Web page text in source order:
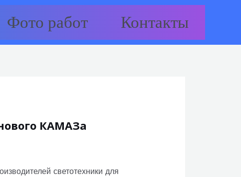
Фото работ Контакты
КАМАЗа
светотехники для